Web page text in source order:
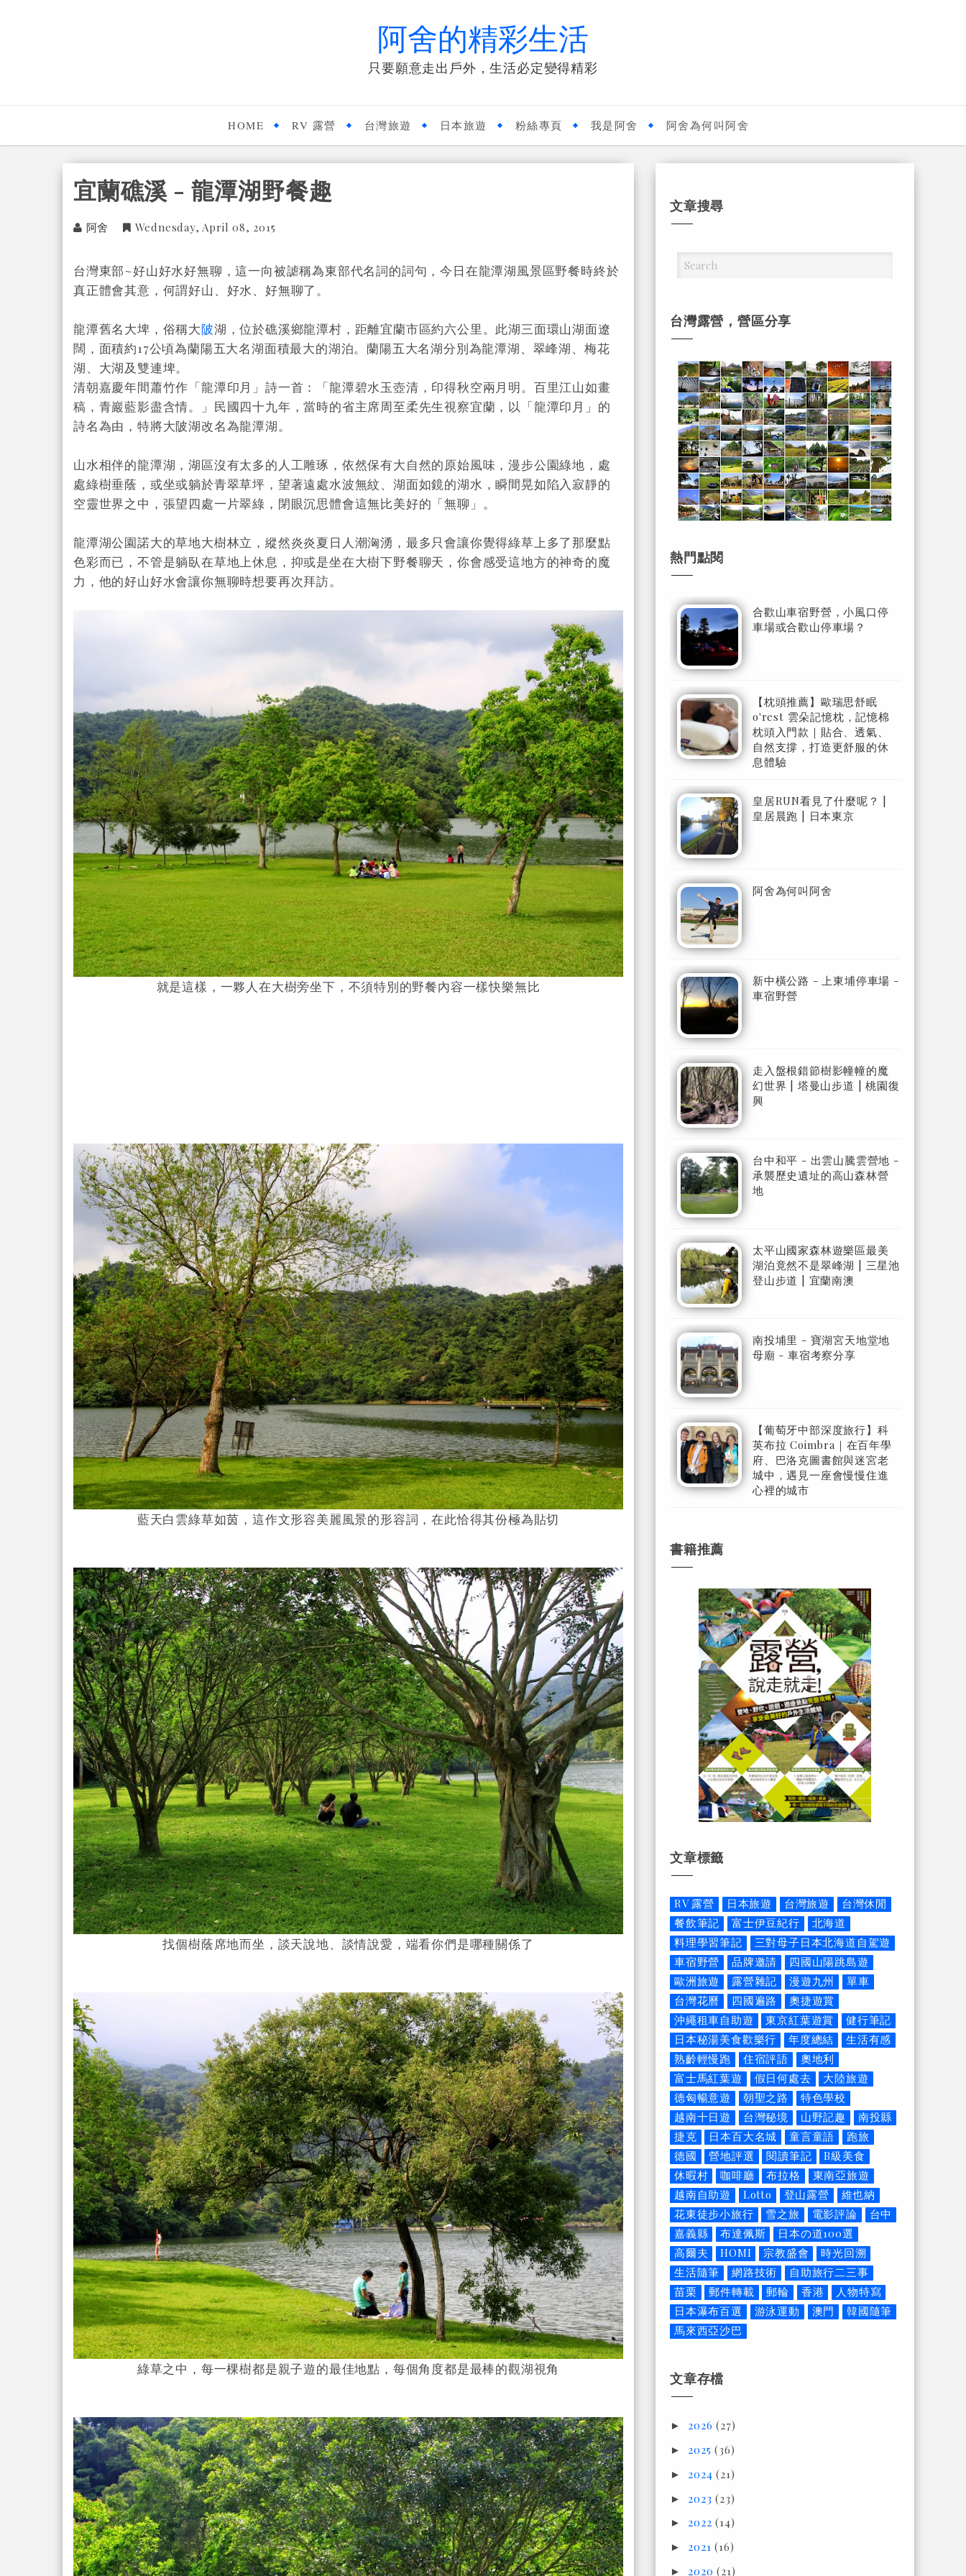
阿舍的精彩生活
只要願意走出戶外，生活必定變得精彩
HOME RV 露營 台灣旅遊 日本旅遊 粉絲專頁 我是阿舍 阿舍為何叫阿舍
宜蘭礁溪 - 龍潭湖野餐趣
阿舍 Wednesday, April 08, 2015
台灣東部~好山好水好無聊，這一向被謔稱為東部代名詞的詞句，今日在龍潭湖風景區野餐時終於
真正體會其意，何謂好山、好水、好無聊了。
龍潭舊名大埤，俗稱大陂湖，位於礁溪鄉龍潭村，距離宜蘭市區約六公里。此湖三面環山湖面遼
闊，面積約17公頃為蘭陽五大名湖面積最大的湖泊。蘭陽五大名湖分別為龍潭湖、翠峰湖、梅花
湖、大湖及雙連埤。
清朝嘉慶年間蕭竹作「龍潭印月」詩一首：「龍潭碧水玉壺清，印得秋空兩月明。百里江山如畫
稿，青巖藍影盡含情。」民國四十九年，當時的省主席周至柔先生視察宜蘭，以「龍潭印月」的
詩名為由，特將大陂湖改名為龍潭湖。
山水相伴的龍潭湖，湖區沒有太多的人工雕琢，依然保有大自然的原始風味，漫步公園綠地，處
處綠樹垂蔭，或坐或躺於青翠草坪，望著遠處水波無紋、湖面如鏡的湖水，瞬間晃如陷入寂靜的
空靈世界之中，張望四處一片翠綠，閉眼沉思體會這無比美好的「無聊」。
龍潭湖公園諾大的草地大樹林立，縱然炎炎夏日人潮洶湧，最多只會讓你覺得綠草上多了那麼點
色彩而已，不管是躺臥在草地上休息，抑或是坐在大樹下野餐聊天，你會感受這地方的神奇的魔
力，他的好山好水會讓你無聊時想要再次拜訪。
就是這樣，一夥人在大樹旁坐下，不須特別的野餐內容一樣快樂無比
藍天白雲綠草如茵，這作文形容美麗風景的形容詞，在此恰得其份極為貼切
找個樹蔭席地而坐，談天說地、談情說愛，端看你們是哪種關係了
綠草之中，每一棵樹都是親子遊的最佳地點，每個角度都是最棒的觀湖視角
文章搜尋
台灣露營，營區分享
熱門點閱
合歡山車宿野營，小風口停
車場或合歡山停車場？
【枕頭推薦】歐瑞思舒眠
o'rest 雲朵記憶枕，記憶棉
枕頭入門款｜貼合、透氣、
自然支撐，打造更舒服的休
息體驗
皇居RUN看見了什麼呢？ |
皇居晨跑 | 日本東京
阿舍為何叫阿舍
新中橫公路 - 上東埔停車場 -
車宿野營
走入盤根錯節樹影幢幢的魔
幻世界 | 塔曼山步道 | 桃園復
興
台中和平 - 出雲山騰雲營地 -
承襲歷史遺址的高山森林營
地
太平山國家森林遊樂區最美
湖泊竟然不是翠峰湖 | 三星池
登山步道 | 宜蘭南澳
南投埔里 - 寶湖宮天地堂地
母廟 - 車宿考察分享
【葡萄牙中部深度旅行】科
英布拉 Coimbra｜在百年學
府、巴洛克圖書館與迷宮老
城中，遇見一座會慢慢住進
心裡的城市
書籍推薦
文章標籤
RV 露營 日本旅遊 台灣旅遊
台灣休閒
餐飲筆記
富士伊豆紀行
北海道
料理學習筆記
三對母子日本北海道自駕遊
車宿野營
品牌邀請
四國山陽跳島遊
歐洲旅遊
露營雜記 漫遊九州
單車
台灣花曆
四國遍路
奧捷遊賞
沖繩租車自助遊
東京紅葉遊賞
健行筆記
日本秘湯美食歡樂行
年度總結
生活有感
熟齡輕慢跑
住宿評語
奧地利
富士馬紅葉遊
假日何處去
大陸旅遊
德匈暢意遊
朝聖之路
特色學校
越南十日遊
台灣秘境 山野記趣
南投縣
捷克
日本百大名城 童言童語
跑旅
德國
營地評選 閱讀筆記
B級美食
休暇村
咖啡廳 布拉格
東南亞旅遊
越南自助遊
Lotto 登山露營
維也納
花東徒步小旅行
雪之旅 電影評論
台中
嘉義縣
布達佩斯
日本の道100選
高爾夫
HOMI 宗教盛會
時光回溯
生活隨筆
網路技術
自助旅行二三事
苗栗
郵件轉載 郵輪 香港
人物特寫
日本瀑布百選
游泳運動 澳門
韓國隨筆
馬來西亞沙巴
文章存檔
► 2026(27)
► 2025(36)
► 2024(21)
► 2023(23)
► 2022(14)
► 2021(16)
► 2020(21)